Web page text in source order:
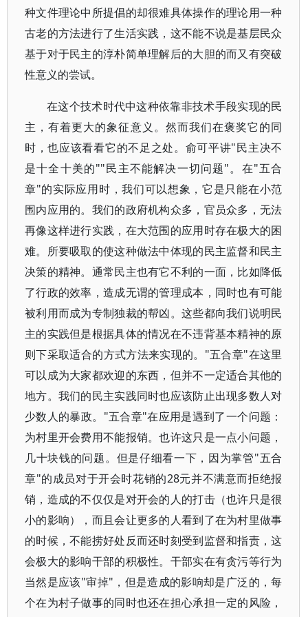
种文件理论中所提倡的却很难具体操作的理论用一种
古老的方法进行了生活实践，这不能不说是基层民众
基于对于民主的淳朴简单理解后的大胆的而又有突破
性意义的尝试。
在这个技术时代中这种依靠非技术手段实现的民
主，有着更大的象征意义。然而我们在褒奖它的同
时，也应该看看它的不足之处。俞可平讲"民主决不
是十全十美的""民主不能解决一切问题"。在"五合
章"的实际应用时，我们可以想象，它是只能在小范
围内应用的。我们的政府机构众多，官员众多，无法
再像这样进行实践，在大范围的应用时存在极大的困
难。所要吸取的使这种做法中体现的民主监督和民主
决策的精神。通常民主也有它不利的一面，比如降低
了行政的效率，造成无谓的管理成本，同时也有可能
被利用而成为专制独裁的帮凶。这些都向我们说明民
主的实践但是根据具体的情况在不违背基本精神的原
则下采取适合的方式方法来实现的。"五合章"在这里
可以成为大家都欢迎的东西，但并不一定适合其他的
地方。我们的民主实践同时也应该防止出现多数人对
少数人的暴政。"五合章"在应用是遇到了一个问题：
为村里开会费用不能报销。也许这只是一点小问题，
几十块钱的问题。但是仔细看一下，因为掌管"五合
章"的成员对于开会时花销的28元并不满意而拒绝报
销，造成的不仅仅是对开会的人的打击（也许只是很
小的影响），而且会让更多的人看到了在为村里做事
的时候，不能捞好处反而还时刻受到监督和指责，这
会极大的影响干部的积极性。干部实在有贪污等行为
当然是应该"审掉"，但是造成的影响却是广泛的，每
个在为村子做事的同时也还在担心承担一定的风险，